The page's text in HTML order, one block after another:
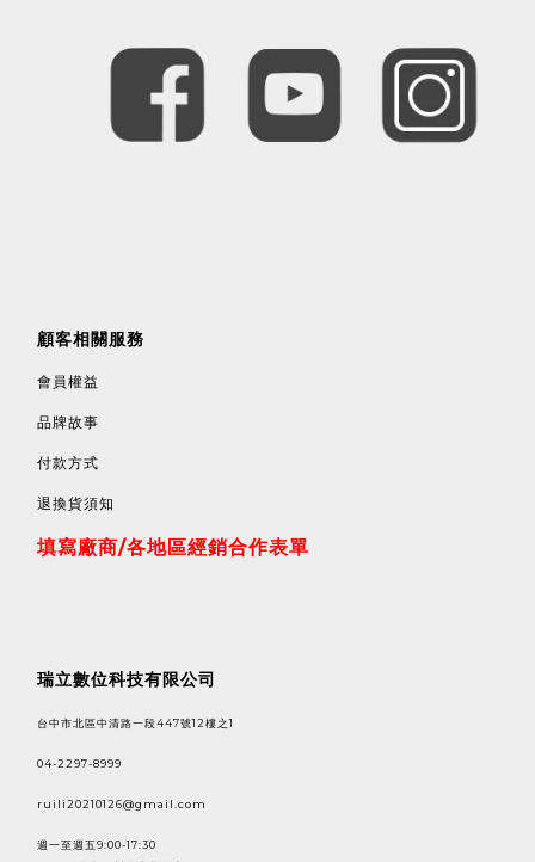
顧客相關服務
會員權益
品牌故事
付款方式
退換貨須知
填寫廠商/各地區經銷合作表單
瑞立數位科技有限公司
台中市北區中清路一段447號12樓之1
04-2297-8999
ruili20210126@gmail.com
週一至週五9:00-17:30